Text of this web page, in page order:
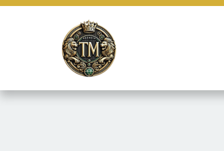
marketing e fornecer conteúdo de terceiros. Leia mais em